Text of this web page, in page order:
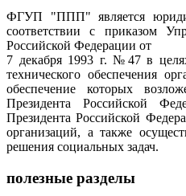
ФГУП "ППП" является
соответствии с приказом
Российской Федерации от
7 декабря 1993 г. №47 в
технического обеспечения
обеспечение которых
Президента Российской
Президента Российской
организаций, а также
решения социальных задач.
полезные разделы